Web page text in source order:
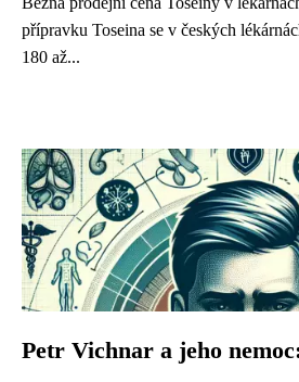
přípravku Toseina se v českých
180 až...
Petr Vichnar a jeho